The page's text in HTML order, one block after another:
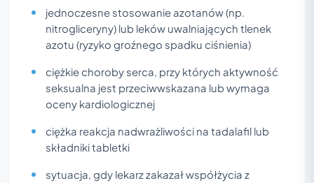
jednoczesne stosowanie azotanów (np.
nitrogliceryny) lub leków uwalniających tlenek
azotu (ryzyko groźnego spadku ciśnienia)
ciężkie choroby serca, przy których aktywność
seksualna jest przeciwwskazana lub wymaga
oceny kardiologicznej
ciężka reakcja nadwrażliwości na tadalafil lub
składniki tabletki
sytuacja, gdy lekarz zakazał współżycia z